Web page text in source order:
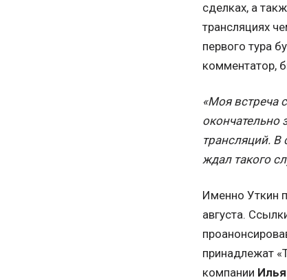
сделках, а
трансляциях
первого тура
комментатор,
«Моя встреча
окончательно
трансляций. В
ждал такого
Именно Уткин
августа.
принадлежат
компании